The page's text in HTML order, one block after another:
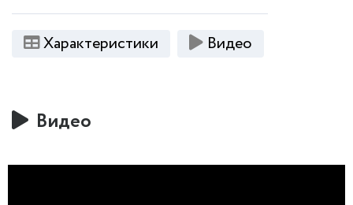
Характеристики Видео
Видео